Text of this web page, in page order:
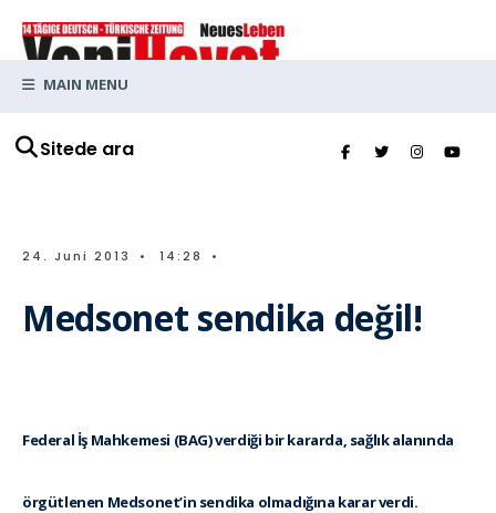
Sitede ara
MAIN MENU
24. Juni 2013 • 14:28 •
Medsonet sendika değil!
Federal İş Mahkemesi (BAG) verdiği bir kararda, sağlık alanında
örgütlenen Medsonet’in sendika olmadığına karar verdi.